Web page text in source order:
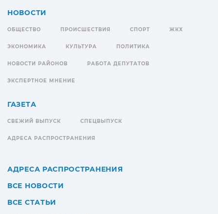
НОВОСТИ
ОБЩЕСТВО ПРОИСШЕСТВИЯ СПОРТ ЖКХ
ЭКОНОМИКА КУЛЬТУРА ПОЛИТИКА
НОВОСТИ РАЙОНОВ РАБОТА ДЕПУТАТОВ
ЭКСПЕРТНОЕ МНЕНИЕ
ГАЗЕТА
СВЕЖИЙ ВЫПУСК СПЕЦВЫПУСК
АДРЕСА РАСПРОСТРАНЕНИЯ
АДРЕСА РАСПРОСТРАНЕНИЯ
ВСЕ НОВОСТИ
ВСЕ СТАТЬИ